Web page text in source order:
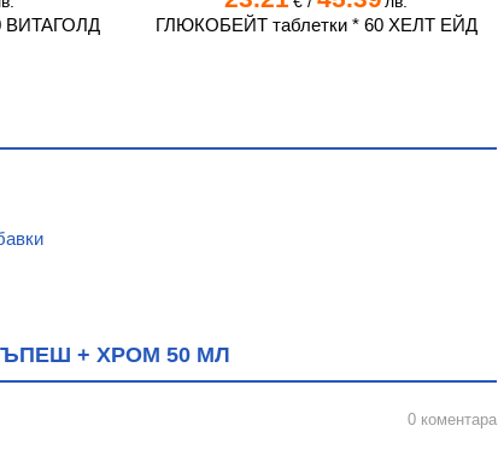
ВИТАГОЛД ГЛЮКОБЕЙТ таблeтки * 60 ХЕЛТ ЕЙД
+ ХРОМ 50 МЛ
0 коментара